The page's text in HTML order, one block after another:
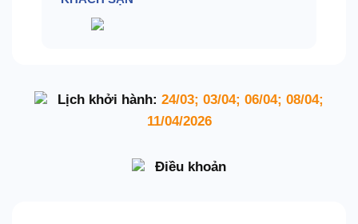
Lịch khởi hành: 24/03; 03/04; 06/04; 08/04;
11/04/2026
Điều khoản